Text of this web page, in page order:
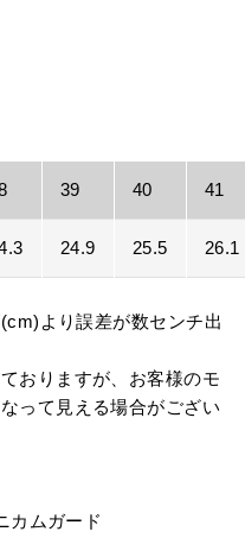
39 40 41
24.9 25.5 26.1
より誤差が数センチ出
おりますが、お客様のモ
って見える場合がござい
カムガード